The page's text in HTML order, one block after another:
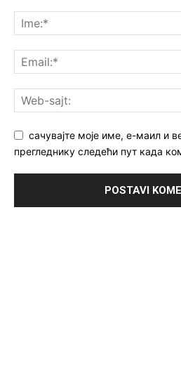
сачувајте моје име, е-маил и
прегледнику следећи пут када